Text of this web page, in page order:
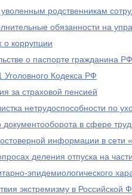
родственникам
обязанности на
коррупции
о паспорте гражданина РФ
Уголовного Кодекса РФ
за страховой пенсией
нетрудоспособности по
документооборота в сфере
информации в сети
деления отпуска на
эпидемиологического
экстремизму в Российской